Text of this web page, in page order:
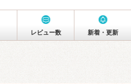
レビュー数 新着・更新